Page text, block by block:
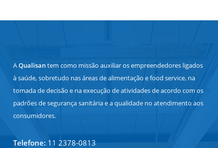
AQualisantem como missão auxiliar os empreendedores ligados
à saúde, sobretudo nas áreas de alimentação e food service, na
tomada de decisão e na execução de atividades de acordo com os
padrões de segurança sanitária e a qualidade no atendimento aos
consumidores.
Telefone:11 2378-0813